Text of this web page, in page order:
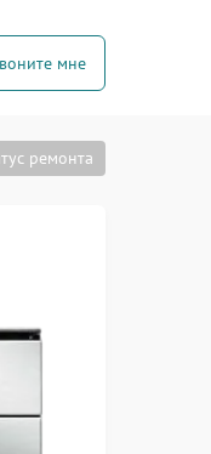
мне
ремонта